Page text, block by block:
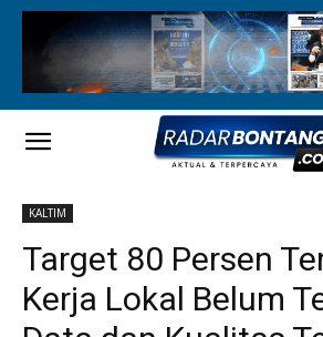
KALTIM
Target 80 Persen
Kerja Lokal Belum